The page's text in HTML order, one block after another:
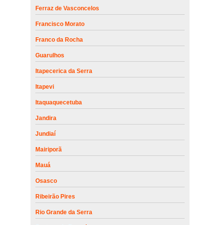
Ferraz de Vasconcelos
Francisco Morato
Franco da Rocha
Guarulhos
Itapecerica da Serra
Itapevi
Itaquaquecetuba
Jandira
Jundiaí
Mairiporã
Mauá
Osasco
Ribeirão Pires
Rio Grande da Serra